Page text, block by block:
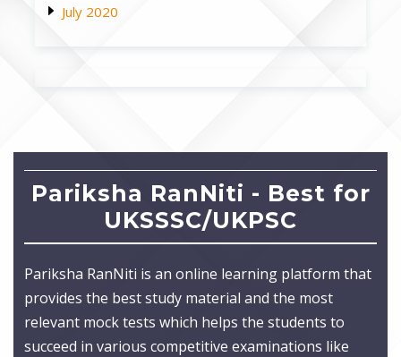
July 2020
Pariksha RanNiti - Best for
UKSSSC/UKPSC
Pariksha RanNiti is an online learning platform that
provides the best study material and the most
relevant mock tests which helps the students to
succeed in various competitive examinations like